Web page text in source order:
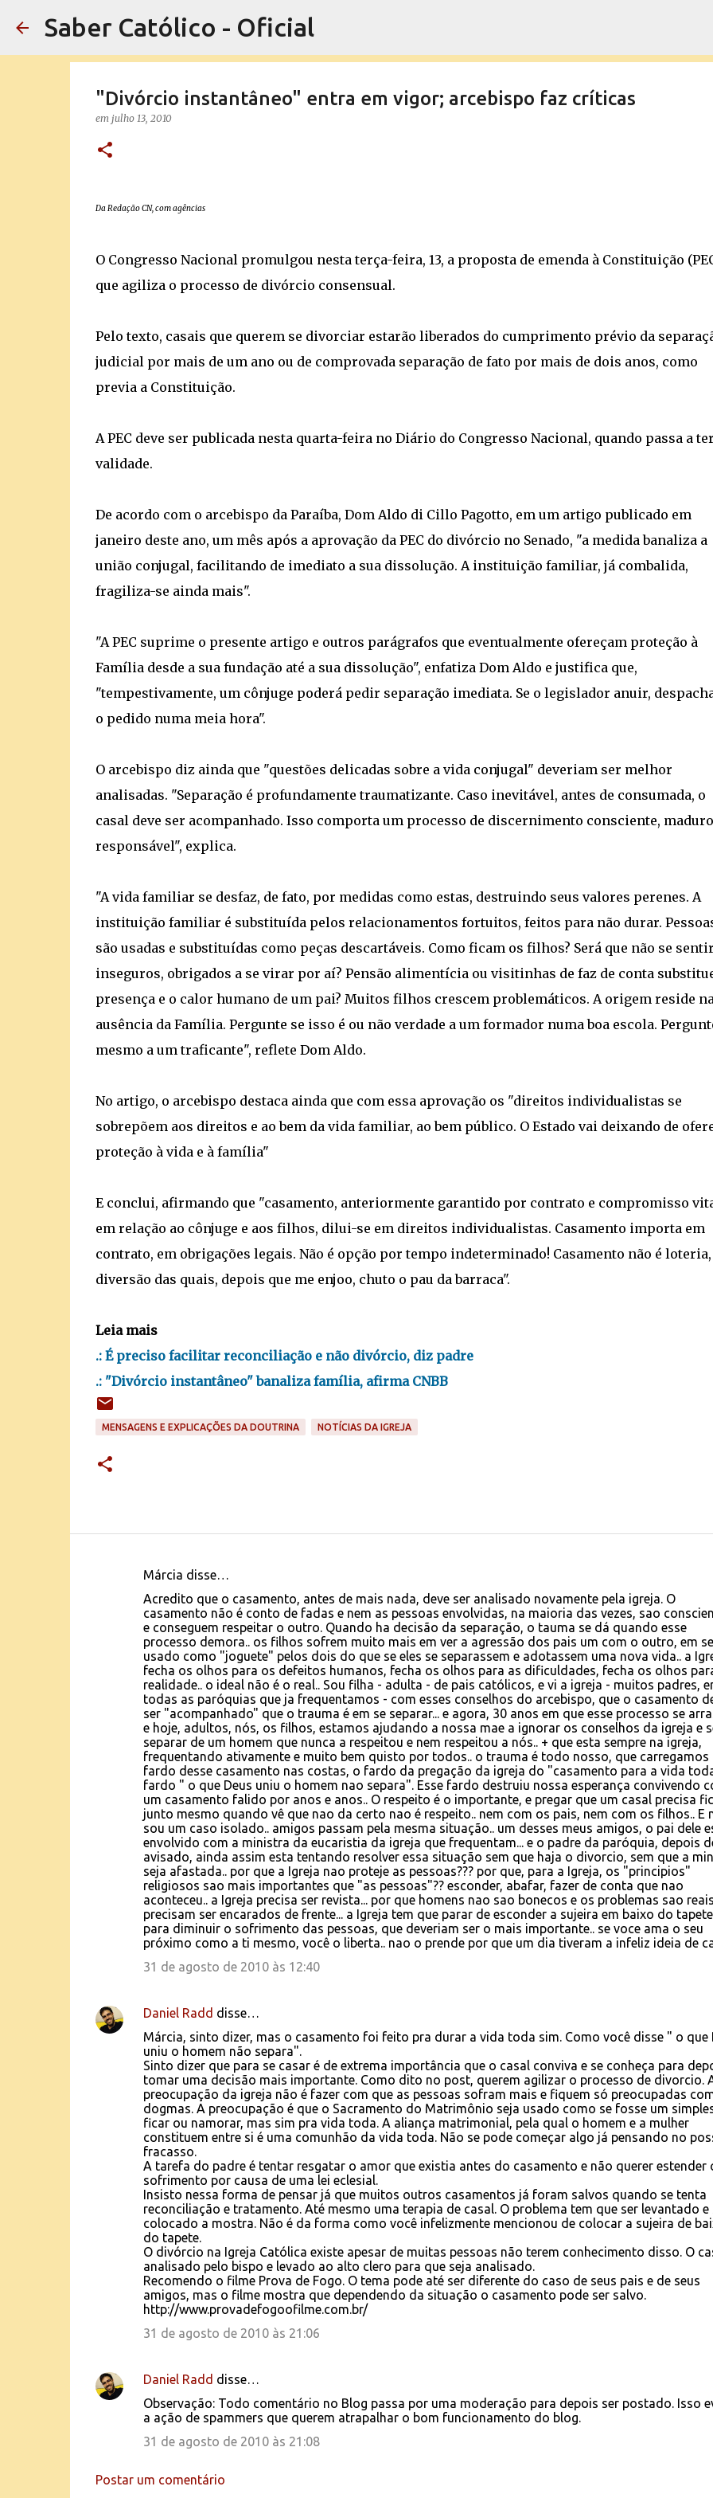
Saber Católico - Oficial
"Divórcio instantâneo" entra em vigor; arcebispo faz críticas
em julho 13, 2010
Da Redação CN, com agências
O Congresso Nacional promulgou nesta terça-feira, 13, a proposta de emenda à Constituição
que agiliza o processo de divórcio consensual.
Pelo texto, casais que querem se divorciar estarão liberados do cumprimento prévio da
judicial por mais de um ano ou de comprovada separação de fato por mais de dois anos, como
previa a Constituição.
A PEC deve ser publicada nesta quarta-feira no Diário do Congresso Nacional, quando passa a ter
validade.
De acordo com o arcebispo da Paraíba, Dom Aldo di Cillo Pagotto, em um artigo publicado em
janeiro deste ano, um mês após a aprovação da PEC do divórcio no Senado, "a medida banaliza a
união conjugal, facilitando de imediato a sua dissolução. A instituição familiar, já combalida,
fragiliza-se ainda mais".
"A PEC suprime o presente artigo e outros parágrafos que eventualmente ofereçam proteção à
Família desde a sua fundação até a sua dissolução", enfatiza Dom Aldo e justifica que,
"tempestivamente, um cônjuge poderá pedir separação imediata. Se o legislador anuir,
o pedido numa meia hora".
O arcebispo diz ainda que "questões delicadas sobre a vida conjugal" deveriam ser melhor
analisadas. "Separação é profundamente traumatizante. Caso inevitável, antes de consumada, o
casal deve ser acompanhado. Isso comporta um processo de discernimento consciente,
responsável", explica.
"A vida familiar se desfaz, de fato, por medidas como estas, destruindo seus valores perenes. A
instituição familiar é substituída pelos relacionamentos fortuitos, feitos para não durar.
são usadas e substituídas como peças descartáveis. Como ficam os filhos? Será que não se
inseguros, obrigados a se virar por aí? Pensão alimentícia ou visitinhas de faz de conta
presença e o calor humano de um pai? Muitos filhos crescem problemáticos. A origem reside
ausência da Família. Pergunte se isso é ou não verdade a um formador numa boa escola.
mesmo a um traficante", reflete Dom Aldo.
No artigo, o arcebispo destaca ainda que com essa aprovação os "direitos individualistas se
sobrepõem aos direitos e ao bem da vida familiar, ao bem público. O Estado vai deixando de
proteção à vida e à família"
E conclui, afirmando que "casamento, anteriormente garantido por contrato e compromisso
em relação ao cônjuge e aos filhos, dilui-se em direitos individualistas. Casamento importa em
contrato, em obrigações legais. Não é opção por tempo indeterminado! Casamento não é loteria,
diversão das quais, depois que me enjoo, chuto o pau da barraca".
Leia mais
.: É preciso facilitar reconciliação e não divórcio, diz padre
.: "Divórcio instantâneo" banaliza família, afirma CNBB
MENSAGENS E EXPLICAÇÕES DA DOUTRINA NOTÍCIAS DA IGREJA
Márcia disse…
Acredito que o casamento, antes de mais nada, deve ser analisado novamente pela igreja. O
casamento não é conto de fadas e nem as pessoas envolvidas, na maioria das vezes, sao
e conseguem respeitar o outro. Quando ha decisão da separação, o tauma se dá quando esse
processo demora.. os filhos sofrem muito mais em ver a agressão dos pais um com o outro, em
usado como "joguete" pelos dois do que se eles se separassem e adotassem uma nova vida.. a
fecha os olhos para os defeitos humanos, fecha os olhos para as dificuldades, fecha os olhos
realidade.. o ideal não é o real.. Sou filha - adulta - de pais católicos, e vi a igreja - muitos padres,
todas as paróquias que ja frequentamos - com esses conselhos do arcebispo, que o casamento
ser "acompanhado" que o trauma é em se separar... e agora, 30 anos em que esse processo se
e hoje, adultos, nós, os filhos, estamos ajudando a nossa mae a ignorar os conselhos da igreja e
separar de um homem que nunca a respeitou e nem respeitou a nós.. + que esta sempre na igreja,
frequentando ativamente e muito bem quisto por todos.. o trauma é todo nosso, que carregamos
fardo desse casamento nas costas, o fardo da pregação da igreja do "casamento para a vida
fardo " o que Deus uniu o homem nao separa". Esse fardo destruiu nossa esperança convivendo
um casamento falido por anos e anos.. O respeito é o importante, e pregar que um casal precisa
junto mesmo quando vê que nao da certo nao é respeito.. nem com os pais, nem com os filhos.. E
sou um caso isolado.. amigos passam pela mesma situação.. um desses meus amigos, o pai dele
envolvido com a ministra da eucaristia da igreja que frequentam... e o padre da paróquia, depois
avisado, ainda assim esta tentando resolver essa situação sem que haja o divorcio, sem que a
seja afastada.. por que a Igreja nao proteje as pessoas??? por que, para a Igreja, os "principios"
religiosos sao mais importantes que "as pessoas"?? esconder, abafar, fazer de conta que nao
aconteceu.. a Igreja precisa ser revista... por que homens nao sao bonecos e os problemas sao
precisam ser encarados de frente... a Igreja tem que parar de esconder a sujeira em baixo do
para diminuir o sofrimento das pessoas, que deveriam ser o mais importante.. se voce ama o seu
próximo como a ti mesmo, você o liberta.. nao o prende por que um dia tiveram a infeliz ideia de
31 de agosto de 2010 às 12:40
Daniel Radd disse…
Márcia, sinto dizer, mas o casamento foi feito pra durar a vida toda sim. Como você disse " o que
uniu o homem não separa".
Sinto dizer que para se casar é de extrema importância que o casal conviva e se conheça para
tomar uma decisão mais importante. Como dito no post, querem agilizar o processo de divorcio.
preocupação da igreja não é fazer com que as pessoas sofram mais e fiquem só preocupadas
dogmas. A preocupação é que o Sacramento do Matrimônio seja usado como se fosse um
ficar ou namorar, mas sim pra vida toda. A aliança matrimonial, pela qual o homem e a mulher
constituem entre si é uma comunhão da vida toda. Não se pode começar algo já pensando no
fracasso.
A tarefa do padre é tentar resgatar o amor que existia antes do casamento e não querer estender
sofrimento por causa de uma lei eclesial.
Insisto nessa forma de pensar já que muitos outros casamentos já foram salvos quando se tenta
reconciliação e tratamento. Até mesmo uma terapia de casal. O problema tem que ser levantado e
colocado a mostra. Não é da forma como você infelizmente mencionou de colocar a sujeira de
do tapete.
O divórcio na Igreja Católica existe apesar de muitas pessoas não terem conhecimento disso. O
analisado pelo bispo e levado ao alto clero para que seja analisado.
Recomendo o filme Prova de Fogo. O tema pode até ser diferente do caso de seus pais e de seus
amigos, mas o filme mostra que dependendo da situação o casamento pode ser salvo.
http://www.provadefogoofilme.com.br/
31 de agosto de 2010 às 21:06
Daniel Radd disse…
Observação: Todo comentário no Blog passa por uma moderação para depois ser postado. Isso
a ação de spammers que querem atrapalhar o bom funcionamento do blog.
31 de agosto de 2010 às 21:08
Postar um comentário